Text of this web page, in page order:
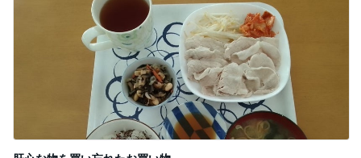
勇気のいるお値段だったホテルの滞在
Amebaトピックス 1日前